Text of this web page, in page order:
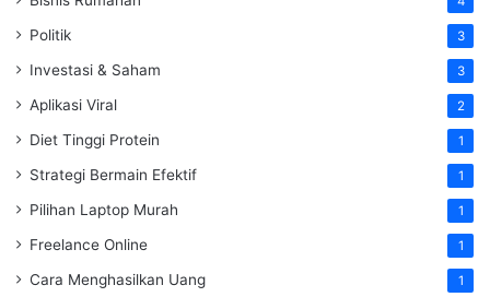
Politik 3
Investasi & Saham 3
Aplikasi Viral 2
Diet Tinggi Protein 1
Strategi Bermain Efektif 1
Pilihan Laptop Murah 1
Freelance Online 1
Cara Menghasilkan Uang 1